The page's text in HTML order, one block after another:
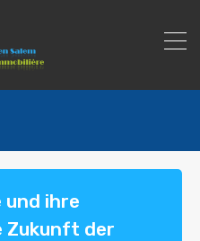
und ihre
Zukunft der